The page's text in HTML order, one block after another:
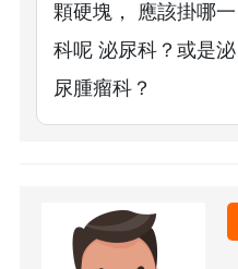
顆硬塊， 應該掛哪一
科呢 泌尿科？或是泌
尿腫瘤科？